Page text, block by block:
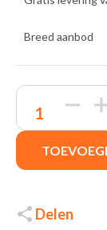
Breed aanbod
MS-
Z1000
Micro
Tower
Zwart
Delen